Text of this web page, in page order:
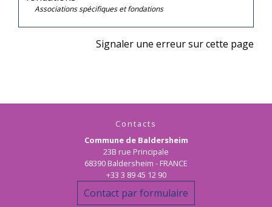
Associations spécifiques et fondations
Signaler une erreur sur cette page
Contacts
Commune de Baldersheim
23B rue Principale
68390 Baldersheim - FRANCE
+33 3 89 45 12 90
Contact par formulaire